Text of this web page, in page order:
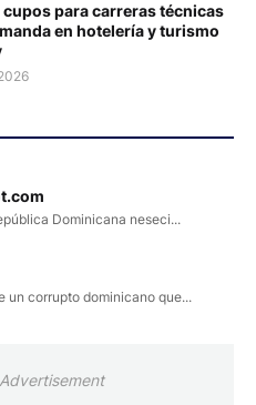
para carreras técnicas
en hotelería y turismo
Dominicana neseci...
un corrupto dominicano que...